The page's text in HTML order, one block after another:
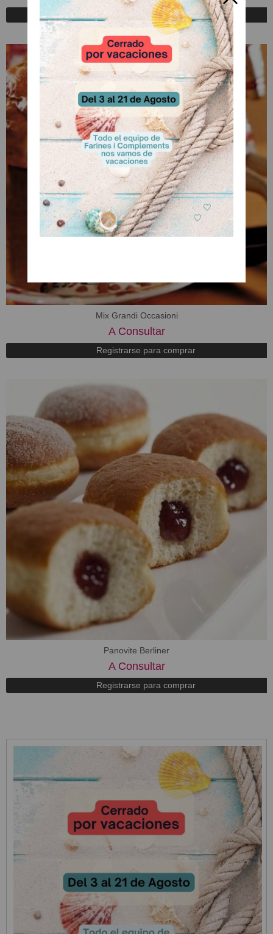
Registrarse para comprar
Mix Grandi Occasioni
A Consultar
Registrarse para comprar
Panovite Berliner
A Consultar
Registrarse para comprar